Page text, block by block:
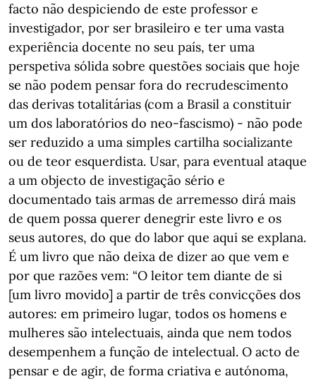
facto não despiciendo de este professor e
investigador, por ser brasileiro e ter uma vasta
experiência docente no seu país, ter uma
perspetiva sólida sobre questões sociais que hoje
se não podem pensar fora do recrudescimento
das derivas totalitárias (com a Brasil a constituir
um dos laboratórios do neo-fascismo) - não pode
ser reduzido a uma simples cartilha socializante
ou de teor esquerdista. Usar, para eventual ataque
a um objecto de investigação sério e
documentado tais armas de arremesso dirá mais
de quem possa querer denegrir este livro e os
seus autores, do que do labor que aqui se explana.
É um livro que não deixa de dizer ao que vem e
por que razões vem: “O leitor tem diante de si
[um livro movido] a partir de três convicções dos
autores: em primeiro lugar, todos os homens e
mulheres são intelectuais, ainda que nem todos
desempenhem a função de intelectual. O acto de
pensar e de agir, de forma criativa e autónoma,